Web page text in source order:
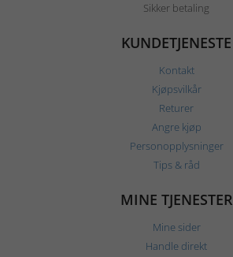
Sikker betaling
KUNDETJENESTE
Kontakt
Kjøpsvilkår
Returer
Angre kjøp
Personopplysninger
Tips & råd
MINE TJENESTER
Mine sider
Handle direkt